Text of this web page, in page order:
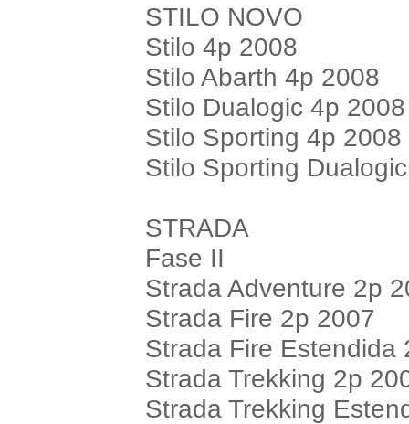
STILO NOVO
Stilo 4p 2008
Stilo Abarth 4p 2008
Stilo Dualogic 4p 2008
Stilo Sporting 4p 2008
Stilo Sporting
STRADA
Fase II
Strada Adventure 2p
Strada Fire 2p 2007
Strada Fire Estendida
Strada Trekking 2p
Strada Trekking